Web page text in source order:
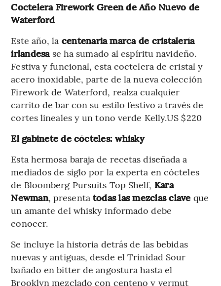
Coctelera Firework Green de Año Nuevo de
Waterford
Este año, la centenaria marca de cristalería
irlandesase ha sumado al espíritu navideño.
Festiva y funcional, esta coctelera de cristal y
acero inoxidable, parte de la nueva colección
Firework de Waterford, realza cualquier
carrito de bar con su estilo festivo a través de
cortes lineales y un tono verde Kelly.US $220
El gabinete de cócteles: whisky
Esta hermosa baraja de recetas diseñada a
mediados de siglo por la experta en cócteles
de Bloomberg Pursuits Top Shelf, Kara
Newman, presenta todas las mezclas clave que
un amante del whisky informado debe
conocer.
Se incluye la historia detrás de las bebidas
nuevas y antiguas, desde el Trinidad Sour
bañado en bitter de angostura hasta el
Brooklyn mezclado con centeno y vermut